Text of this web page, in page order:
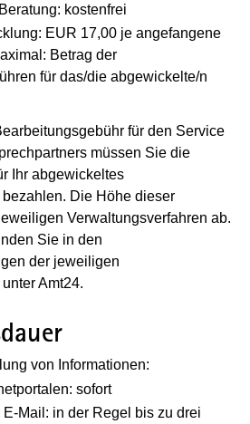
kostenfrei
EUR 17,00 je angefangene
Betrag der
für das/die abgewickelte/n
für den Service
müssen Sie die
Ihr abgewickeltes
Die Höhe dieser
Verwaltungsverfahren ab.
Sie in den
der jeweiligen
Amt24.
von Informationen:
sofort
Mail: in der Regel bis zu drei